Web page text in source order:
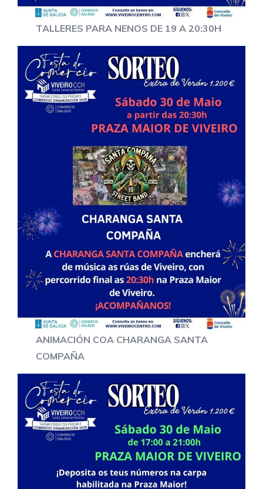
TALLERES PARA NENOS DE 19 A 20:30H
ANIMACIÓN COA CHARANGA SANTA
COMPAÑA